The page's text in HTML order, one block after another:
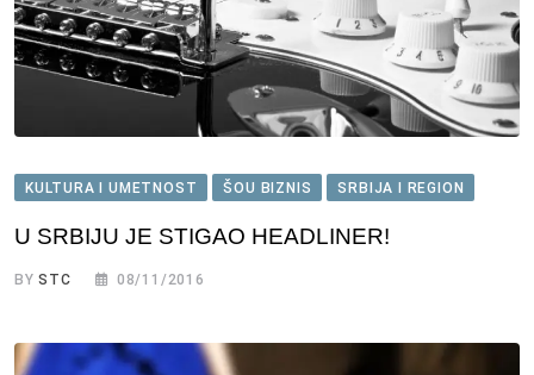
KULTURA I UMETNOST ŠOU BIZNIS SRBIJA I REGION
U SRBIJU JE STIGAO HEADLINER!
BYSTC 08/11/2016